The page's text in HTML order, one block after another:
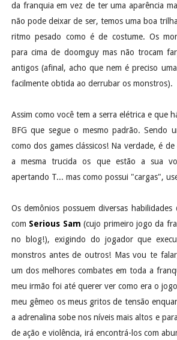
da franquia em vez de ter uma aparência
não pode deixar de ser, temos uma boa
ritmo pesado como é de costume. Os
para cima de doomguy mas não trocam
antigos (afinal, acho que nem é preciso
facilmente obtida ao derrubar os monstros).
Assim como você tem a serra elétrica e que
BFG que segue o mesmo padrão. Sendo
como dos games clássicos! Na verdade, é
a mesma trucida os que estão a sua
apertando T... mas como possui "cargas",
Os demônios possuem diversas
com Serious Sam (cujo primeiro jogo da
no blog!), exigindo do jogador que
monstros antes de outros! Mas vou te
um dos melhores combates em toda a
meu irmão foi até querer ver como era o
meu gêmeo os meus gritos de tensão
a adrenalina sobe nos níveis mais altos e
de ação e violência, irá encontrá-los com